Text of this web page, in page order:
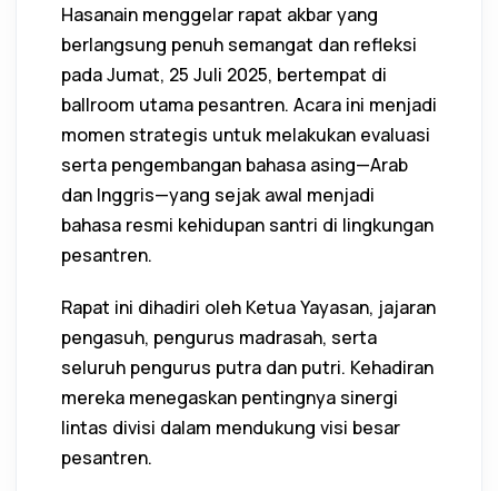
Hasanain menggelar rapat akbar yang
berlangsung penuh semangat dan refleksi
pada Jumat, 25 Juli 2025, bertempat di
ballroom utama pesantren. Acara ini menjadi
momen strategis untuk melakukan evaluasi
serta pengembangan bahasa asing—Arab
dan Inggris—yang sejak awal menjadi
bahasa resmi kehidupan santri di lingkungan
pesantren.
Rapat ini dihadiri oleh Ketua Yayasan, jajaran
pengasuh, pengurus madrasah, serta
seluruh pengurus putra dan putri. Kehadiran
mereka menegaskan pentingnya sinergi
lintas divisi dalam mendukung visi besar
pesantren.